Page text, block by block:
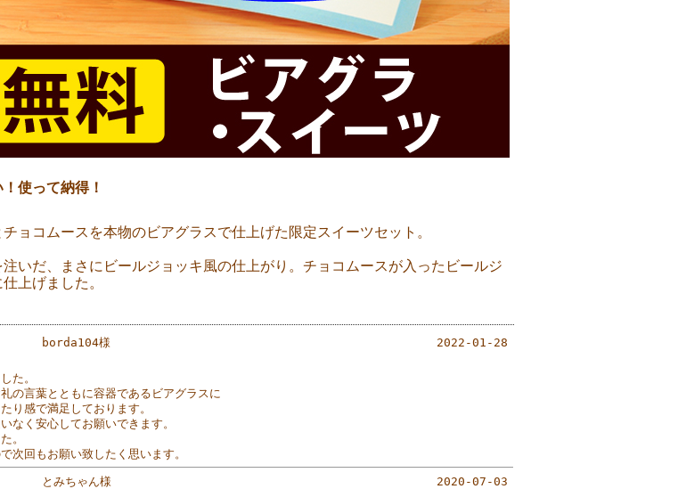
使って納得！
ョコムースを本物のビアグラスで仕上げた限定スイーツセット。
いだ、まさにビールジョッキ風の仕上がり。チョコムースが入ったビールジ
上げました。
borda104様
2022-01-28
た。
の言葉とともに容器であるビアグラスに
り感で満足しております。
なく安心してお願いできます。
。
次回もお願い致したく思います。
とみちゃん様
2020-07-03